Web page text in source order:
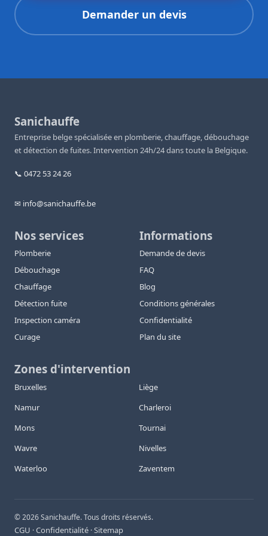
Demander un devis
Sanichauffe
Entreprise belge spécialisée en plomberie, chauffage, débouchage
et détection de fuites. Intervention 24h/24 dans toute la Belgique.
📞 0472 53 24 26
✉ info@sanichauffe.be
Nos services
Plomberie
Débouchage
Chauffage
Détection fuite
Inspection caméra
Curage
Informations
Demande de devis
FAQ
Blog
Conditions générales
Confidentialité
Plan du site
Zones d'intervention
Bruxelles
Liège
Namur
Charleroi
Mons
Tournai
Wavre
Nivelles
Waterloo
Zaventem
©2026Sanichauffe. Tous droits réservés.
CGU ·Confidentialité ·Sitemap